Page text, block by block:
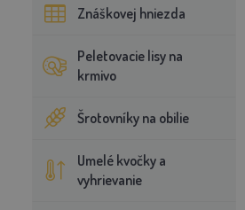
Znáškovej hniezda
Peletovacie lisy na
krmivo
Šrotovníky na obilie
Umelé kvočky a
vyhrievanie